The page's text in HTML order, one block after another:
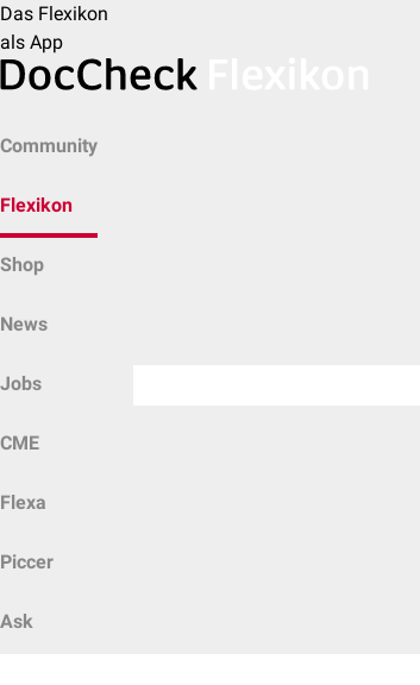
Das Flexikon
als App
Community
Flexikon
Shop
News
Jobs
CME
Flexa
Piccer
Ask